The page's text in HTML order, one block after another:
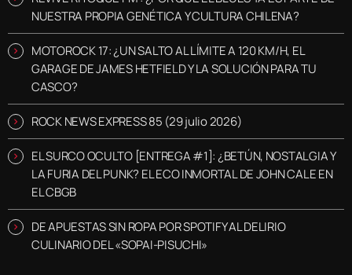
NUESTRA PROPIA GENÉTICA Y CULTURA CHILENA?
MOTOROCK 17: ¿UN SALTO AL LÍMITE A 120 KM/H, EL
GARAGE DE JAMES HETFIELD Y LA SOLUCIÓN PARA TU
CASCO?
ROCK NEWS EXPRESS 85 (29 julio 2026)
EL SURCO OCULTO [ENTREGA #1]: ¿BETÚN, NOSTALGIA Y
LA FURIA DEL PUNK? EL ECO INMORTAL DE JOHN CALE EN
EL CBGB
DE APUESTAS SIN ROPA POR SPOTIFY AL DELIRIO
CULINARIO DEL «SOPAI-PISUCHI»